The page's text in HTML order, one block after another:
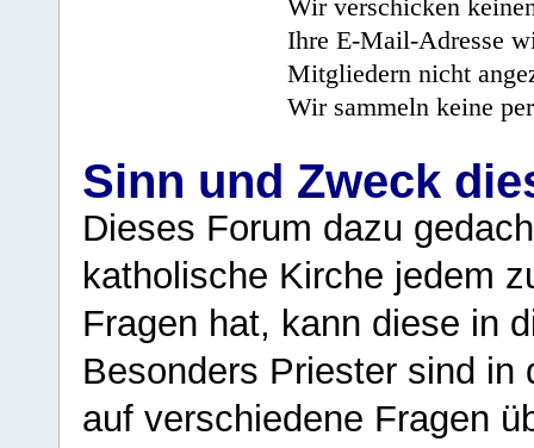
Wir verschicken
Ihre E-Mail-Adresse
Mitgliedern nicht
Wir sammeln keine
Sinn und Zweck
Dieses Forum dazu
katholische Kirche jedem
Fragen hat, kann diese in
Besonders Priester sind in
auf verschiedene Fragen